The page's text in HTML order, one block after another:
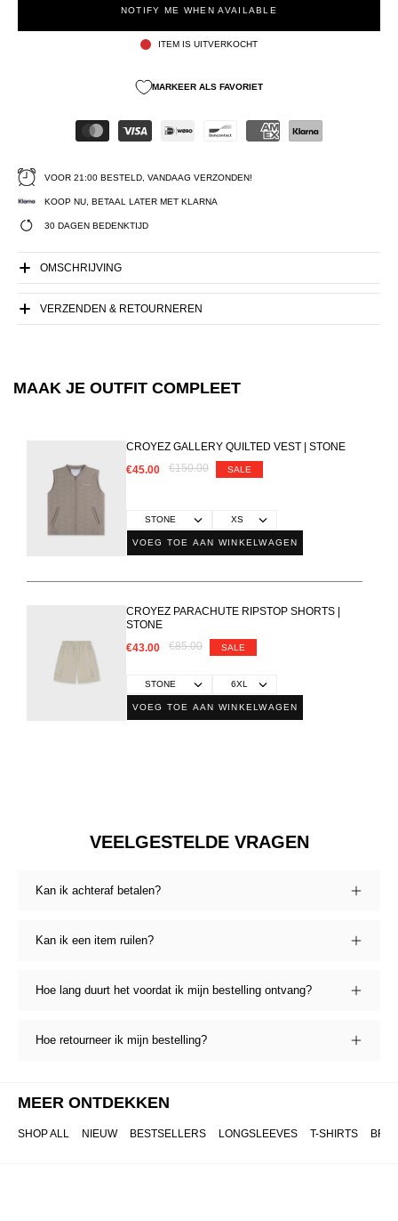
NOTIFY ME WHEN AVAILABLE
ITEM IS UITVERKOCHT
MARKEER ALS FAVORIET
VOOR 21:00 BESTELD, VANDAAG VERZONDEN!
KOOP NU, BETAAL LATER MET KLARNA
30 DAGEN BEDENKTIJD
OMSCHRIJVING
VERZENDEN & RETOURNEREN
MAAK JE OUTFIT COMPLEET
CROYEZ GALLERY QUILTED VEST | STONE
€45.00
€150.00 SALE
VOEG TOE AAN WINKELWAGEN
CROYEZ PARACHUTE RIPSTOP SHORTS |
STONE
€43.00
€85.00 SALE
VOEG TOE AAN WINKELWAGEN
VEELGESTELDE VRAGEN
Kan ik achteraf betalen?
Kan ik een item ruilen?
Hoe lang duurt het voordat ik mijn bestelling ontvang?
Hoe retourneer ik mijn bestelling?
MEER ONTDEKKEN
SHOP ALL NIEUW BESTSELLERS LONGSLEEVES T-SHIRTS